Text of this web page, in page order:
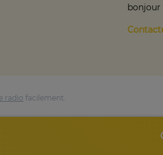
bonjour
radio facilement.